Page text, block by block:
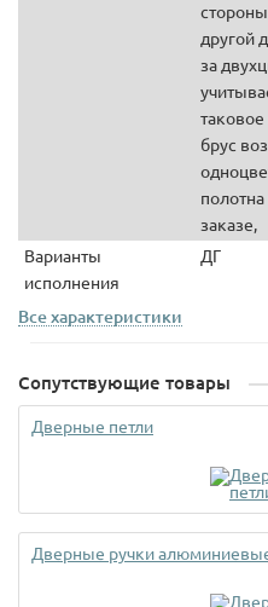
другой
за
брус
заказе,
Варианты
исполнения
ДГ
Все характеристики
Сопутствующие товары
Дверные петли
Дверные ручки